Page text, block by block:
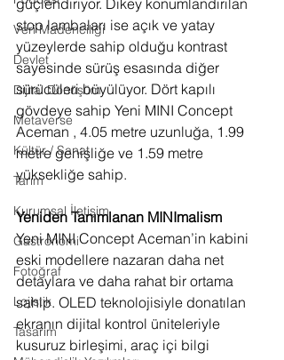
Veri Madenciliği
Devlet
Dijital Dönüşüm
Metaverse
Kültür / Sanat
Tarım
Kurumsal İletişim
Gastronomi
Fotoğraf
Lojistik
Tasarım
stop lambaları ise açık ve yatay
yüzeylerde sahip olduğu kontrast
sayesinde sürüş esasında diğer
sürücüleri büyülüyor. Dört kapılı
gövdeye sahip Yeni MINI Concept
Aceman , 4.05 metre uzunluğa, 1.99
metre genişliğe ve 1.59 metre
yüksekliğe sahip.
Yeniden Tanımlanan MINImalism
Yeni MINI Concept Aceman’in kabini
eski modellere nazaran daha net
detaylara ve daha rahat bir ortama
sahip. OLED teknolojisiyle donatılan
ekranın dijital kontrol üniteleriyle
kusuruz birleşimi, araç içi bilgi